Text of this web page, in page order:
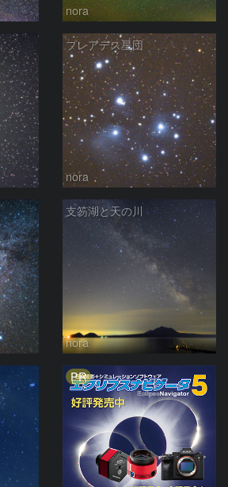
nora
プレアデス星団
nora
支笏湖と天の川
nora
PR